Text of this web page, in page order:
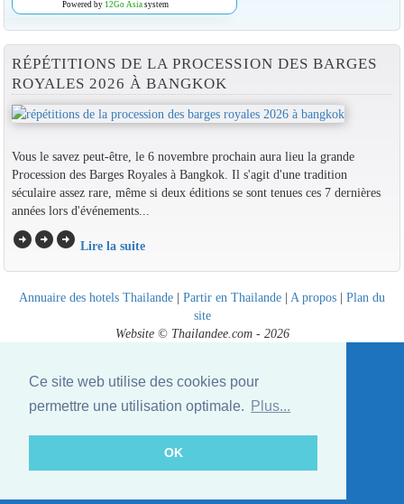
Ce site web utilise des cookies pour
permettre une utilisation optimale.
Plus...
OK
Powered by 12Go Asiasystem
RÉPÉTITIONS DE LA PROCESSION DES BARGES
ROYALES 2026 À BANGKOK
Vous le savez peut-être, le 6 novembre prochain aura lieu la grande
Procession des Barges Royales à Bangkok. Il s'agit d'une tradition
séculaire assez rare, même si deux éditions se sont tenues ces 7 dernières
années lors d'événements...
arrow_circle_rightarrow_circle_rightarrow_circle_right Lire la suite
Annuaire des hotels Thailande | Partir en Thailande | A propos | Plan du
site
Website © Thailandee.com - 2026